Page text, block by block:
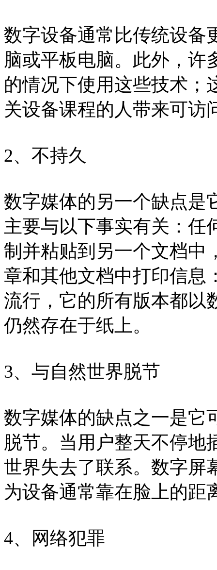
数字设备通常比传统设备
脑或平板电脑。此外，许
的情况下使用这些技术；
关设备课程的人带来可访
2、不持久
数字媒体的另一个缺点是
主要与以下事实有关：任
制并粘贴到另一个文档中
章和其他文档中打印信息
流行，它的所有版本都以
仍然存在于纸上。
3、与自然世界脱节
数字媒体的缺点之一是它
脱节。当用户整天不停地
世界失去了联系。数字屏
为设备通常靠在脸上的距
4、网络犯罪